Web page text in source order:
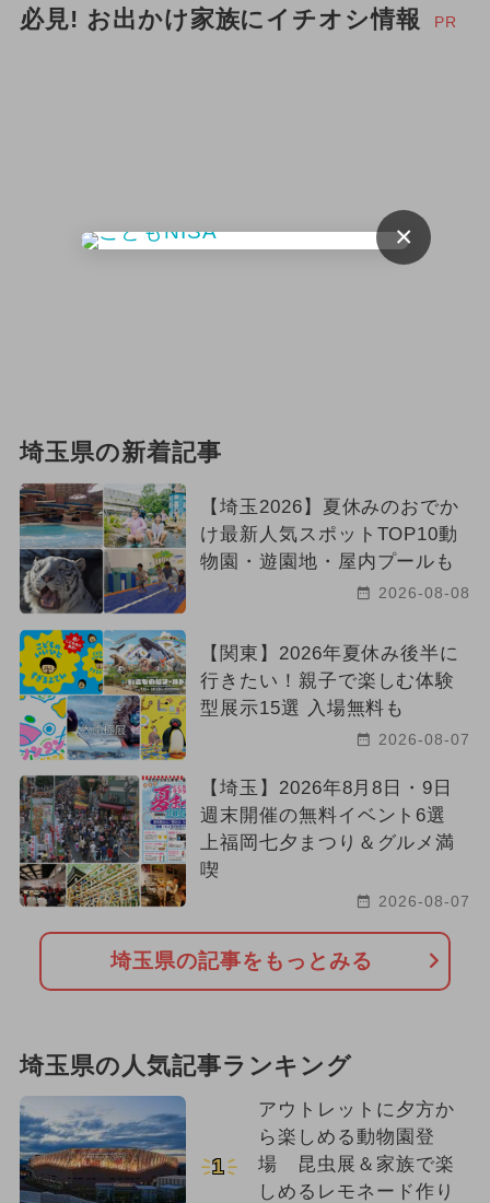
必見! お出かけ家族にイチオシ情報 PR
埼玉県の新着記事
【埼玉2026】夏休みのおでか
け最新人気スポットTOP10動
物園・遊園地・屋内プールも
2026-08-08
【関東】2026年夏休み後半に
行きたい！親子で楽しむ体験
型展示15選 入場無料も
2026-08-07
【埼玉】2026年8月8日・9日
週末開催の無料イベント6選
上福岡七夕まつり＆グルメ満
喫
2026-08-07
埼玉県の記事をもっとみる
埼玉県の人気記事ランキング
1
アウトレットに夕方か
ら楽しめる動物園登
場 昆虫展＆家族で楽
しめるレモネード作り
×